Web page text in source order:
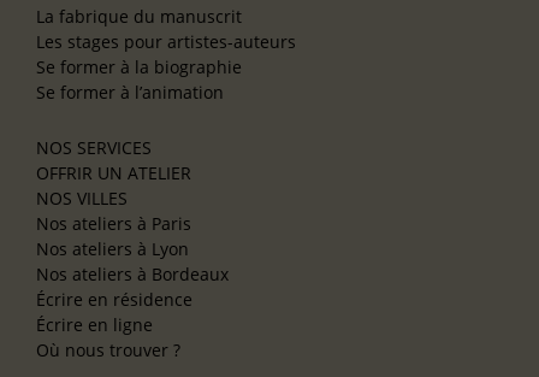
La fabrique du manuscrit
Les stages pour artistes-auteurs
Se former à la biographie
Se former à l’animation
NOS SERVICES
OFFRIR UN ATELIER
NOS VILLES
Nos ateliers à Paris
Nos ateliers à Lyon
Nos ateliers à Bordeaux
Écrire en résidence
Écrire en ligne
Où nous trouver ?